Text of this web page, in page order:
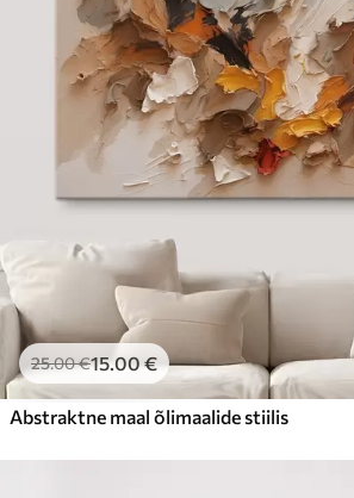
25.00€15.00€
Abstraktne maal õlimaalide stiilis